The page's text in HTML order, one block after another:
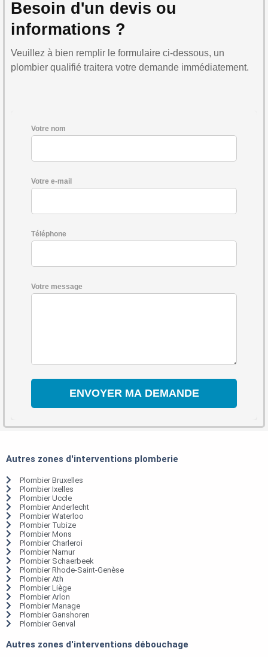
Besoin d'un devis ou
informations ?
Veuillez à bien remplir le formulaire ci-dessous, un
plombier qualifié traitera votre demande immédiatement.
Votre nom
Votre e-mail
Téléphone
Votre message
Autres zones d'interventions plomberie
Plombier Bruxelles
Plombier Ixelles
Plombier Uccle
Plombier Anderlecht
Plombier Waterloo
Plombier Tubize
Plombier Mons
Plombier Charleroi
Plombier Namur
Plombier Schaerbeek
Plombier Rhode-Saint-Genèse
Plombier Ath
Plombier Liège
Plombier Arlon
Plombier Manage
Plombier Ganshoren
Plombier Genval
Autres zones d'interventions débouchage